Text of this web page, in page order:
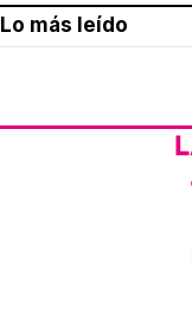
Lo más leído